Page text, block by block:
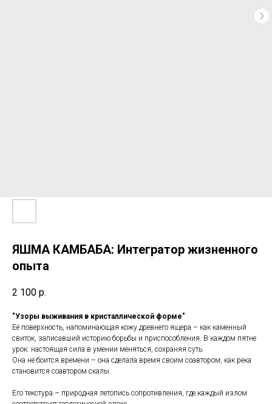
ЯШМА КАМБАБА: Интегратор жизненного
опыта
2 100 р.
"Узоры выживания в кристаллической форме"
Её поверхность, напоминающая кожу древнего ящера – как каменный
свиток, записавший историю борьбы и приспособления. В каждом пятне
урок: настоящая сила в умении меняться, сохраняя суть.
Она не боится времени – она сделала время своим соавтором, как река
становится соавтором скалы.
Его текстура – природная летопись сопротивления, где каждый излом